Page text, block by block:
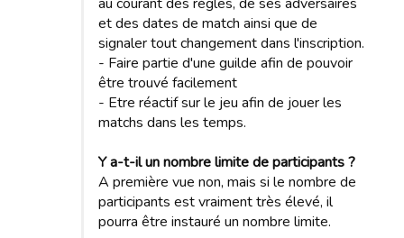
et des dates de match ainsi que de
signaler tout changement dans l'inscription.
- Faire partie d'une guilde afin de pouvoir
être trouvé facilement
- Etre réactif sur le jeu afin de jouer les
matchs dans les temps.
Y a-t-il un nombre limite de participants ?
A première vue non, mais si le nombre de
participants est vraiment très élevé, il
pourra être instauré un nombre limite.